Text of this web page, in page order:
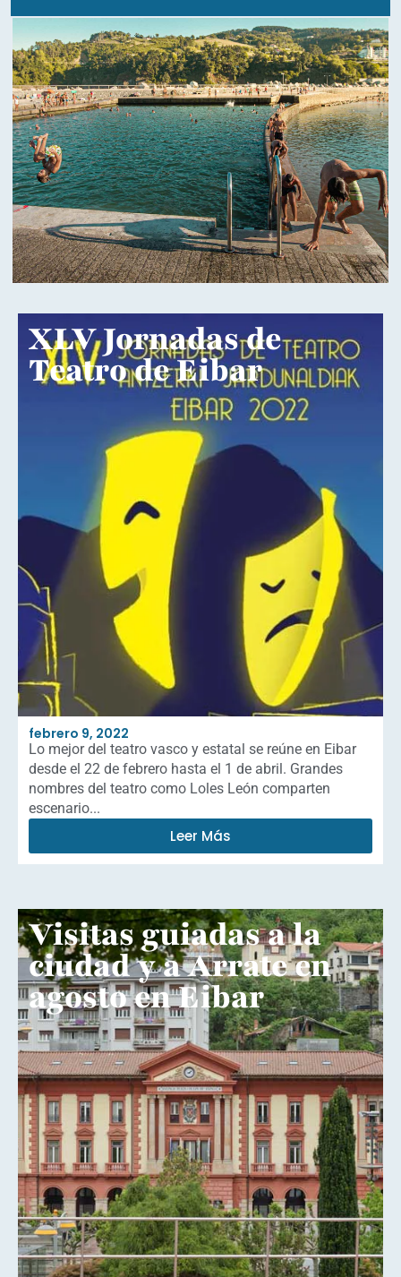
XLV Jornadas de
Teatro de Eibar
febrero 9, 2022
Lo mejor del teatro vasco y estatal se reúne en Eibar
desde el 22 de febrero hasta el 1 de abril. Grandes
nombres del teatro como Loles León comparten
escenario...
Leer Más
Visitas guiadas a la
ciudad y a Arrate en
agosto en Eibar